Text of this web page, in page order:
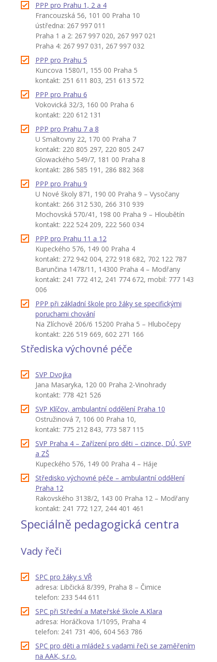
-- Informace
-- Vnitřní řád školní družiny
Jídelna
-- O školní jídelně
-- Jídelníček
-- Objednávky a odhlašování obědů
-- Cizí strávníci
-- Alergeny
-- Provozní řád školní jídelny
-- Fotogalerie
Pro rodiče
-- Zájmová činnost – nabízené kroužky
-- Školská rada
-- Spolek rodičů
-- Přijímací řízení na SŠ
-- Ke stažení
-- Důležité informace
Novinky
GDPR
PPP pro Prahu 1, 2 a 4
Francouzská 56, 101 00 Praha 10
ústředna: 267 997 011
Praha 1 a 2: 267 997 020, 267 997 021
Praha 4: 267 997 031, 267 997 032
PPP pro Prahu 5
Kuncova 1580/1, 155 00 Praha 5
kontakt: 251 611 803, 251 613 572
PPP pro Prahu 6
Vokovická 32/3, 160 00 Praha 6
kontakt: 220 612 131
PPP pro Prahu 7 a 8
U Smaltovny 22, 170 00 Praha 7
kontakt: 220 805 297, 220 805 247
Glowackého 549/7, 181 00 Praha 8
kontakt: 286 585 191, 286 882 368
PPP pro Prahu 9
U Nové školy 871, 190 00 Praha 9 – Vysočany
kontakt: 266 312 530, 266 310 939
Mochovská 570/41, 198 00 Praha 9 – Hloubětín
kontakt: 222 524 209, 222 560 034
PPP pro Prahu 11 a 12
Kupeckého 576, 149 00 Praha 4
kontakt: 272 942 004, 272 918 682, 702 122 787
Barunčina 1478/11, 14300 Praha 4 – Modřany
kontakt: 241 772 412, 241 774 672, mobil: 777 143
006
PPP při základní škole pro žáky se specifickými
poruchami chování
Na Zlíchově 206/6 15200 Praha 5 – Hlubočepy
kontakt: 226 519 669, 602 271 166
Střediska výchovné péče
SVP Dvojka
Jana Masaryka, 120 00 Praha 2-Vinohrady
kontakt: 778 421 526
SVP Klíčov, ambulantní oddělení Praha 10
Ostružinová 7, 106 00 Praha 10,
kontakt: 775 212 843, 773 587 115
SVP Praha 4 – Zařízení pro děti – cizince, DÚ, SVP
a ZŠ
Kupeckého 576, 149 00 Praha 4 – Háje
Středisko výchovné péče – ambulantní oddělení
Praha 12
Rakovského 3138/2, 143 00 Praha 12 – Modřany
kontakt: 241 772 127, 244 401 461
Speciálně pedagogická centra
Vady řeči
SPC pro žáky s VŘ
adresa: Libčická 8/399, Praha 8 – Čimice
telefon: 233 544 611
SPC při Střední a Mateřské škole A.Klara
adresa: Horáčkova 1/1095, Praha 4
telefon: 241 731 406, 604 563 786
SPC pro děti a mládež s vadami řeči se zaměřením
na AAK, s.r.o.